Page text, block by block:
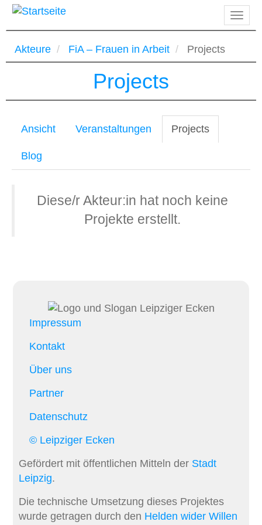
Direkt
Akteure
FiA – Frau­en in Ar­beit Projects
Projects
Primäre
Ansicht Veranstaltungen Projects
Reiter)
Blog
Diese/r Akteur:in hat noch keine
Projekte erstellt.
Impressum
Kontakt
Über uns
Partner
Datenschutz
© Leipziger Ecken
Gefördert mit öffentlichen Mitteln der Stadt
Leipzig.
Die technische Umsetzung dieses Projektes
wurde getragen durch den Helden wider Willen